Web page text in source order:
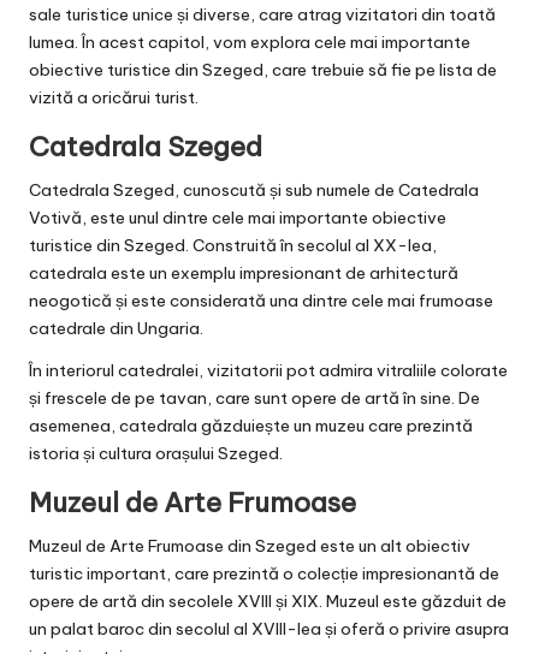
sale turistice unice și diverse, care atrag vizitatori din toată
lumea. În acest capitol, vom explora cele mai importante
obiective turistice din Szeged, care trebuie să fie pe lista de
vizită a oricărui turist.
Catedrala Szeged
Catedrala Szeged, cunoscută și sub numele de Catedrala
Votivă, este unul dintre cele mai importante obiective
turistice din Szeged. Construită în secolul al XX-lea,
catedrala este un exemplu impresionant de arhitectură
neogotică și este considerată una dintre cele mai frumoase
catedrale din Ungaria.
În interiorul catedralei, vizitatorii pot admira vitraliile colorate
și frescele de pe tavan, care sunt opere de artă în sine. De
asemenea, catedrala găzduiește un muzeu care prezintă
istoria și cultura orașului Szeged.
Muzeul de Arte Frumoase
Muzeul de Arte Frumoase din Szeged este un alt obiectiv
turistic important, care prezintă o colecție impresionantă de
opere de artă din secolele XVIII și XIX. Muzeul este găzduit de
un palat baroc din secolul al XVIII-lea și oferă o privire asupra